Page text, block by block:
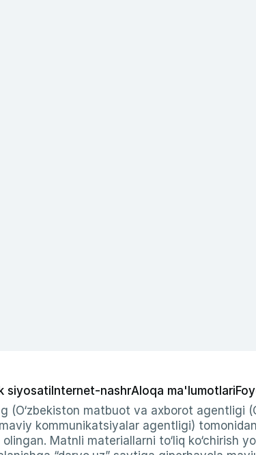
siyosati Internet-nashrAloqa ma'lumotlari
(O‘zbekiston matbuot va axborot agentligi
kommunikatsiyalar agentligi)
Matnli materiallarni to‘liq